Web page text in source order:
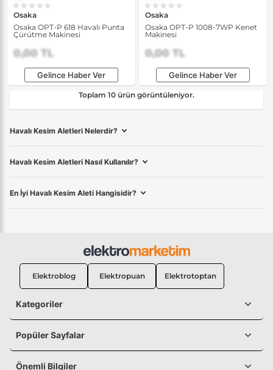
Osaka
Osaka OPT-P 618 Havalı Punta
Çürütme Makinesi
0,00 TL
Gelince Haber Ver
Osaka
Osaka OPT-P 1008-7WP Kenet
Makinesi
0,00 TL
Gelince Haber Ver
Toplam 10 ürün görüntüleniyor.
Havalı Kesim Aletleri Nelerdir?
Havalı Kesim Aletleri Nasıl Kullanılır?
En İyi Havalı Kesim Aleti Hangisidir?
Elektroblog Elektropuan Elektrotoptan
Kategoriler
Popüler Sayfalar
Önemli Bilgiler